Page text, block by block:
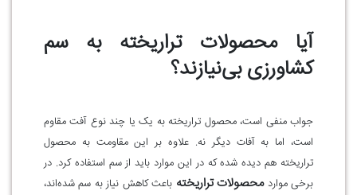
آیا محصولات تراریخته به سم
کشاورزی بی‌نیازند؟
جواب منفی است، محصول تراریخته به یک یا چند نوع آفت مقاوم
است، اما به آفات دیگر نه. علاوه بر این مقاومت به محصول
تراریخته هم دیده شده که در این موارد باید از سم استفاده کرد. در
برخی مواردمحصولات تراریخته باعث کاهش نیاز به سم شده‌اند،